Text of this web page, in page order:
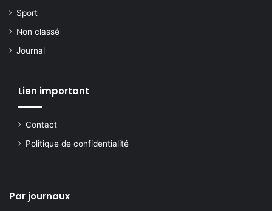
Sport
Non classé
Journal
Lien important
Contact
Politique de confidentialité
Par journaux